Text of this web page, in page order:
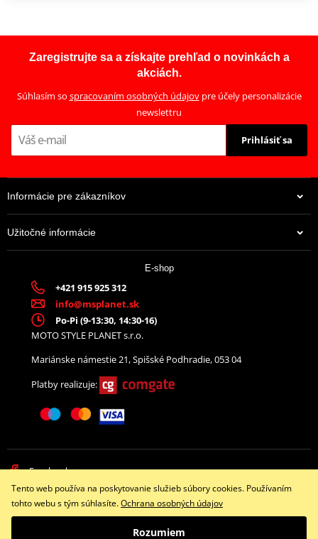
Zaregistrujte sa a získajte prehľad o novinkách a
akciách.
Súhlasím so spracovaním osobných údajovpre účely personalizácie
newslettru
Prihlásiť sa
Informácie pre zákazníkov
Užitočné informácie
E-shop
+421 915 925 312
info@msplanet.sk
Po-Pi (9-13:30, 14:30-16)
MOTO STYLE PLANET s.r.o.
Mariánske námestie 21, Spišské Podhradie, 053 04
Platby realizuje:
Facebook
Copyright © 2026 www.namotorku.sk
Prepnúť na klasickú verziu
Tento web používa na poskytovanie služieb súbory cookies. Používaním
tohto webu s tým súhlasíte.Ochrana osobných údajov
Rozumiem